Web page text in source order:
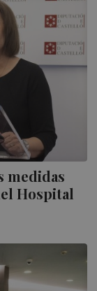
medidas
Hospital